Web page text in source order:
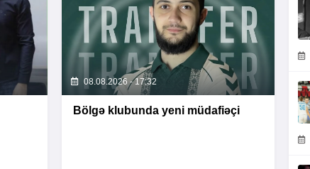
08.08.2026 - 17:32
Bölgə klubunda yeni müdafiəçi